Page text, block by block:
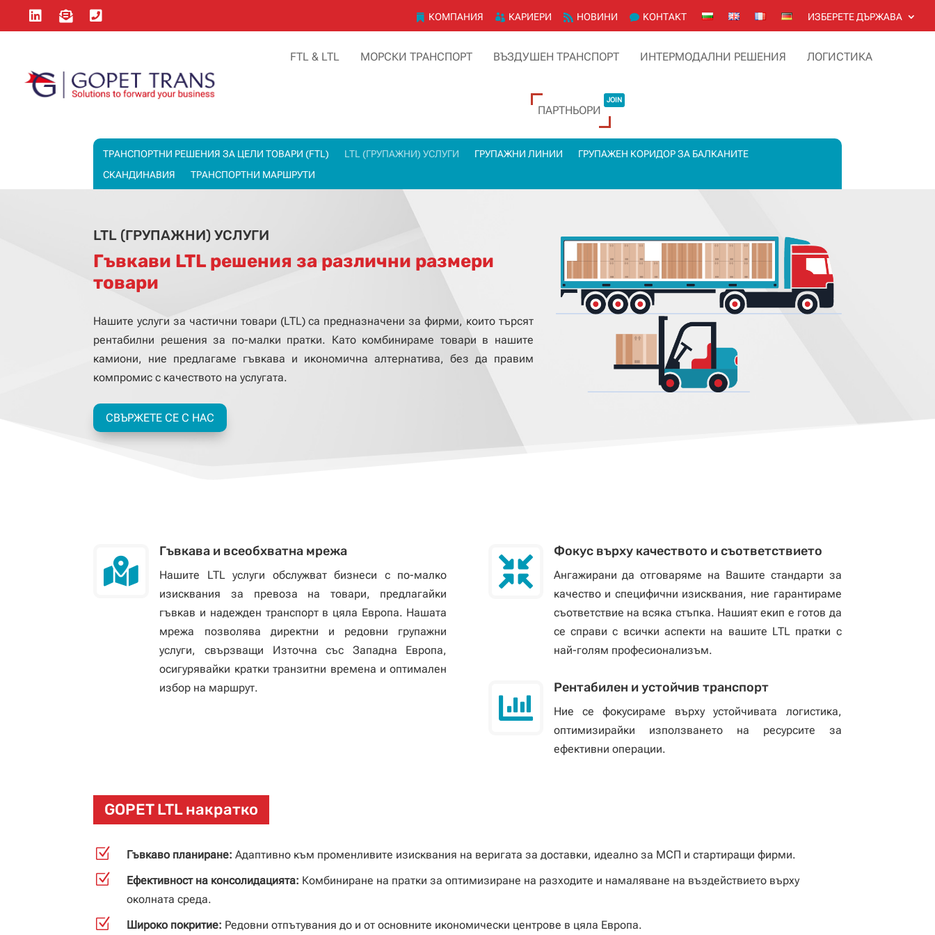
   КОМПАНИЯ КАРИЕРИ НОВИНИ KОНТАКТ ИЗБЕРЕТЕ ДЪРЖАВА
FTL & LTL МОРСКИ ТРАНСПОРТ ВЪЗДУШЕН ТРАНСПОРТ ИНТЕРМОДАЛНИ РЕШЕНИЯ ЛОГИСТИКА
ПАРТНЬОРИ
JOIN
ТРАНСПОРТНИ РЕШЕНИЯ ЗА ЦЕЛИ ТОВАРИ (FTL) LTL (ГРУПАЖНИ) УСЛУГИ ГРУПАЖНИ ЛИНИИ
ГРУПАЖЕН КОРИДОР ЗА БАЛКАНИТЕ
СКАНДИНАВИЯ
TРАНСПОРТНИ MАРШРУТИ
LTL (ГРУПАЖНИ) УСЛУГИ
Гъвкави LTL решения за различни размери
товари
Нашите услуги за частични товари (LTL) са предназначени за фирми, които търсят
рентабилни решения за по-малки пратки. Като комбинираме товари в нашите
камиони, ние предлагаме гъвкава и икономична алтернатива, без да правим
компромис с качеството на услугата.
СВЪРЖЕТЕ СЕ С НАС

Гъвкава и всеобхватна мрежа
Нашите LTL услуги обслужват бизнеси с по-малко
изисквания за превоза на товари, предлагайки
гъвкав и надежден транспорт в цяла Европа. Нашата
мрежа позволява директни и редовни групажни
услуги, свързващи Източна със Западна Европа,
осигурявайки кратки транзитни времена и оптимален
избор на маршрут.

Фокус върху качеството и съответствието
Ангажирани да отговаряме на Вашите стандарти за
качество и специфични изисквания, ние гарантираме
съответствие на всяка стъпка. Нашият екип е готов да
се справи с всички аспекти на вашите LTL пратки с
най-голям професионализъм.

Рентабилен и устойчив транспорт
Ние се фокусираме върху устойчивата логистика,
оптимизирайки използването на ресурсите за
ефективни операции.
GOPET LTL накратко
Z Гъвкаво планиране: Адаптивно към променливите изисквания на веригата за доставки, идеално за МСП и стартиращи фирми.
Z Ефективност на консолидацията: Комбиниране на пратки за оптимизиране на разходите и намаляване на въздействието върху
околната среда.
Z Широко покритие: Редовни отпътувания до и от основните икономически центрове в цяла Европа.